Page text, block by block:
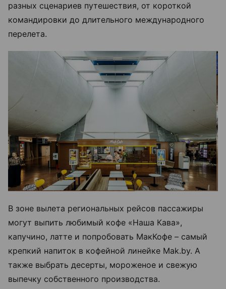
разных сценариев путешествия, от короткой
командировки до длительного международного
перелета.
В зоне вылета региональных рейсов пассажиры
могут выпить любимый кофе «Наша Кава»,
капучино, латте и попробовать МакКофе – самый
крепкий напиток в кофейной линейке Mak.by. А
также выбрать десерты, мороженое и свежую
выпечку собственного производства.